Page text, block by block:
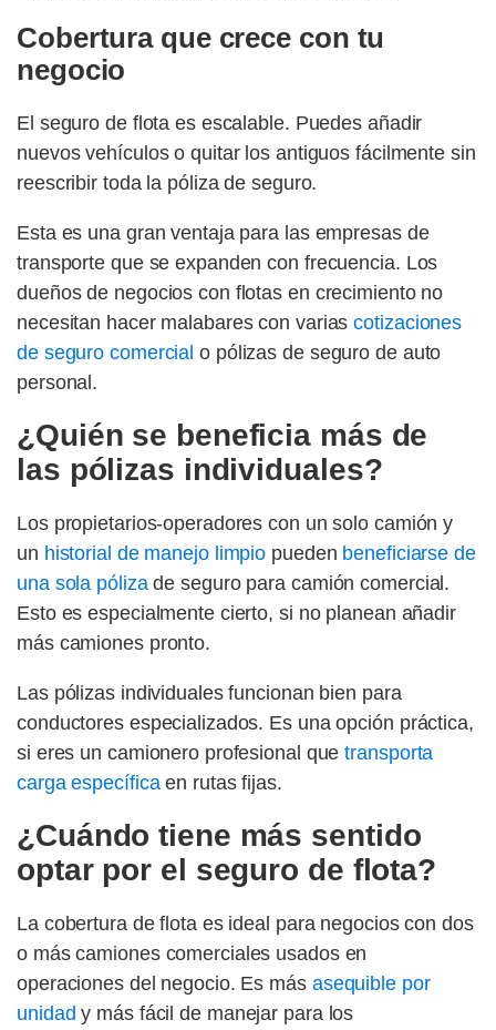
Cobertura que crece con tu
negocio
El seguro de flota es escalable. Puedes añadir
nuevos vehículos o quitar los antiguos fácilmente sin
reescribir toda la póliza de seguro.
Esta es una gran ventaja para las empresas de
transporte que se expanden con frecuencia. Los
dueños de negocios con flotas en crecimiento no
necesitan hacer malabares con varias cotizaciones
de seguro comercial o pólizas de seguro de auto
personal.
¿Quién se beneficia más de
las pólizas individuales?
Los propietarios-operadores con un solo camión y
un historial de manejo limpio pueden beneficiarse de
una sola pólizade seguro para camión comercial.
Esto es especialmente cierto, si no planean añadir
más camiones pronto.
Las pólizas individuales funcionan bien para
conductores especializados. Es una opción práctica,
si eres un camionero profesional quetransporta
carga específicaen rutas fijas.
¿Cuándo tiene más sentido
optar por el seguro de flota?
La cobertura de flota es ideal para negocios con dos
o más camiones comerciales usados en
operaciones del negocio. Es más asequible por
unidad y más fácil de manejar para los